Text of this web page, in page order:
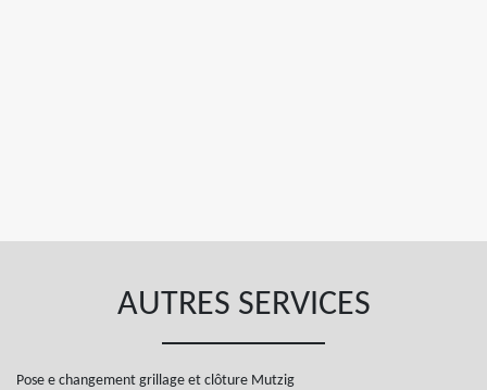
AUTRES SERVICES
Pose e changement grillage et clôture Mutzig